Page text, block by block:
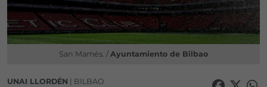
San Mamés. / Ayuntamiento de Bilbao
UNAI LLORDÉN | BILBAO